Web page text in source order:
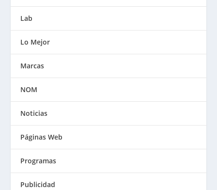
Lab
Lo Mejor
Marcas
NOM
Noticias
Páginas Web
Programas
Publicidad